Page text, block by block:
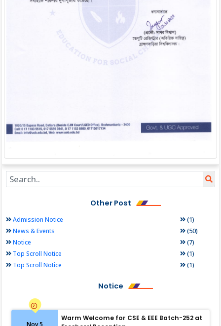
Other Post
Admission Notice (1)
News & Events (50)
Notice (7)
Top Scroll Notice (1)
Top Scroll Notice (1)
Notice
Nov 5
Warm Welcome for CSE & EEE Batch-252 at